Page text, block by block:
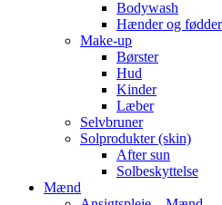
Bodywash
Hænder og fødder
Make-up
Børster
Hud
Kinder
Læber
Selvbruner
Solprodukter (skin)
After sun
Solbeskyttelse
Mænd